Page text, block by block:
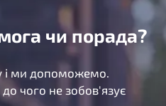
чи порада?
і ми допоможемо.
чого не зобов'язує